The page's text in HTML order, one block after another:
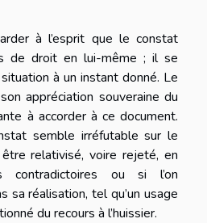
à l’esprit que le constat
de droit en lui-même ; il se
à un instant donné. Le
appréciation souveraine du
à accorder à ce document.
semble irréfutable sur le
relativisé, voire rejeté, en
contradictoires ou si l’on
sa réalisation, tel qu’un usage
du recours à l’huissier.